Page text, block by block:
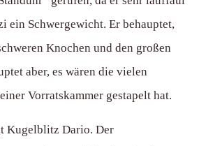
ein Schwergewicht. Er behauptet,
Knochen und den großen
aber, es wären die vielen
Vorratskammer gestapelt hat.
Kugelblitz Dario. Der